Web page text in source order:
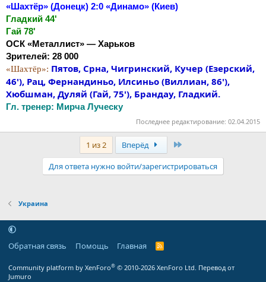
«Шахтёр» (Донецк) 2:0 «Динамо» (Киев)
Гладкий 44'
Гай 78'
ОСК «Металлист» — Харьков
Зрителей: 28 000
«Шахтёр»: Пятов, Срна, Чигринский, Кучер (Езерский,
46'), Рац, Фернандиньо, Илсиньо (Виллиан, 86'),
Хюбшман, Дуляй (Гай, 75'), Брандау, Гладкий.
Гл. тренер: Мирча Луческу
Последнее редактирование: 02.04.2015
1 из 2 Вперёд
Для ответа нужно войти/зарегистрироваться
Украина
Обратная связь Помощь Главная
R
Community platform by XenForo® © 2010-2026 XenForo Ltd. Перевод от
Jumuro